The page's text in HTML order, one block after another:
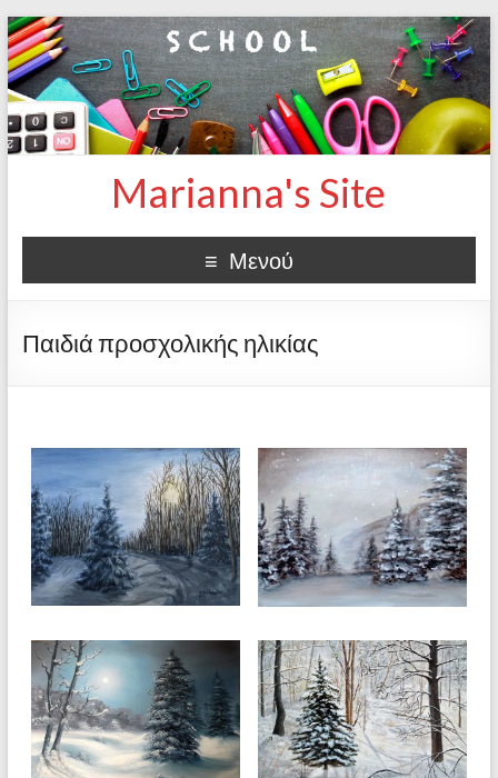
Marianna's Site
Μενού
Παιδιά προσχολικής ηλικίας